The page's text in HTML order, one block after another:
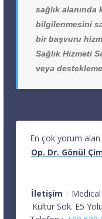
sağlık
bilgilenmesini
bir başvuru
Sağlık Hizmeti
veya
En çok yorum
Op. Dr. Gönül
İletişim ·
Kültür Sok. E5